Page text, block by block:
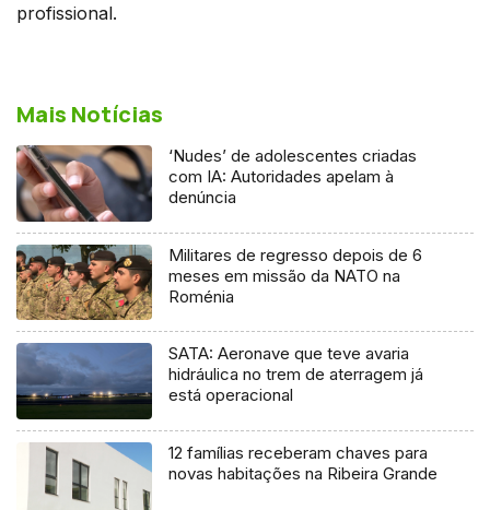
profissional.
Mais Notícias
‘Nudes’ de adolescentes criadas
com IA: Autoridades apelam à
denúncia
Militares de regresso depois de 6
meses em missão da NATO na
Roménia
SATA: Aeronave que teve avaria
hidráulica no trem de aterragem já
está operacional
12 famílias receberam chaves para
novas habitações na Ribeira Grande